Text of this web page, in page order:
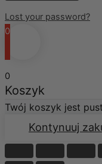
Lost your password?
0
0
Koszyk
Twój koszyk jest
Kontynuuj